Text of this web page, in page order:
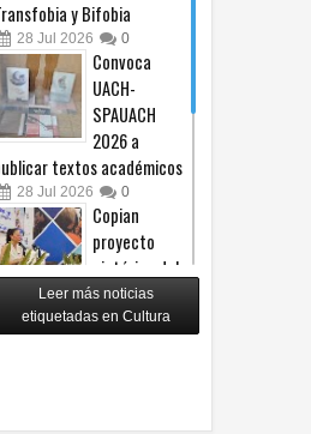
y Bifobia
28 Jul 2026 0
Convoca
UACH-
SPAUACH
2026 a
textos académicos
28 Jul 2026 0
Copian
proyecto
pictórico del
exalcalde
Juan Blanco
Leer más noticias
etiquetadas en Cultura